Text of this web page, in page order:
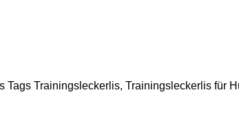
Tags Trainingsleckerlis, Trainingsleckerlis für